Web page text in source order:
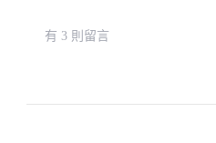
在
有 3 則留言